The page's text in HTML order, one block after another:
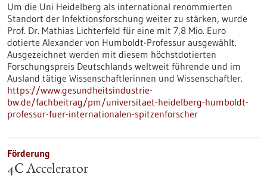
Um die Uni Heidelberg als international renommierten
Standort der Infektionsforschung weiter zu stärken, wurde
Prof. Dr. Mathias Lichterfeld für eine mit 7,8 Mio. Euro
dotierte Alexander von Humboldt-Professur ausgewählt.
Ausgezeichnet werden mit diesem höchstdotierten
Forschungspreis Deutschlands weltweit führende und im
Ausland tätige Wissenschaftlerinnen und Wissenschaftler.
https://www.gesundheitsindustrie-
bw.de/fachbeitrag/pm/universitaet-heidelberg-humboldt-
professur-fuer-internationalen-spitzenforscher
Förderung
4C Accelerator